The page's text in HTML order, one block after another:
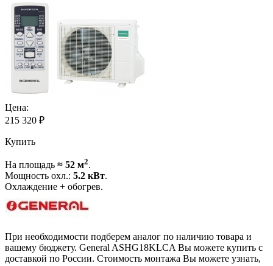
Цена:
215 320 ₽
Купить
На площадь ≈ 52 м2.
Мощность охл.: 5.2 кВт.
Охлаждение + обогрев.
При необходимости подберем аналог по наличию товара и
вашему бюджету. General ASHG18KLCA Вы можете купить с
доставкой по России. Стоимость монтажа Вы можете узнать,